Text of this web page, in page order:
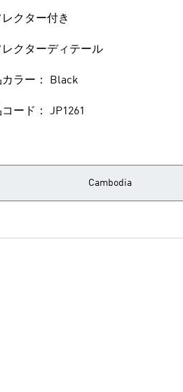
レクター付き
レクターディテール
カラー： Black
ード： JP1261
Cambodia